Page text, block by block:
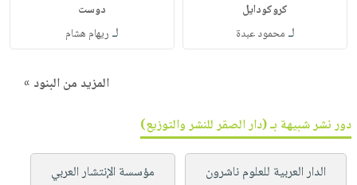
كروكودايل
لـ محمود عبدة
دوست
لـ ريهام هشام
المزيد من البنود »
دور نشر شبيهة بـ (دار الصقر للنشر والتوزيع)
الدار العربية للعلوم ناشرون مؤسسة الإنتشار العربي